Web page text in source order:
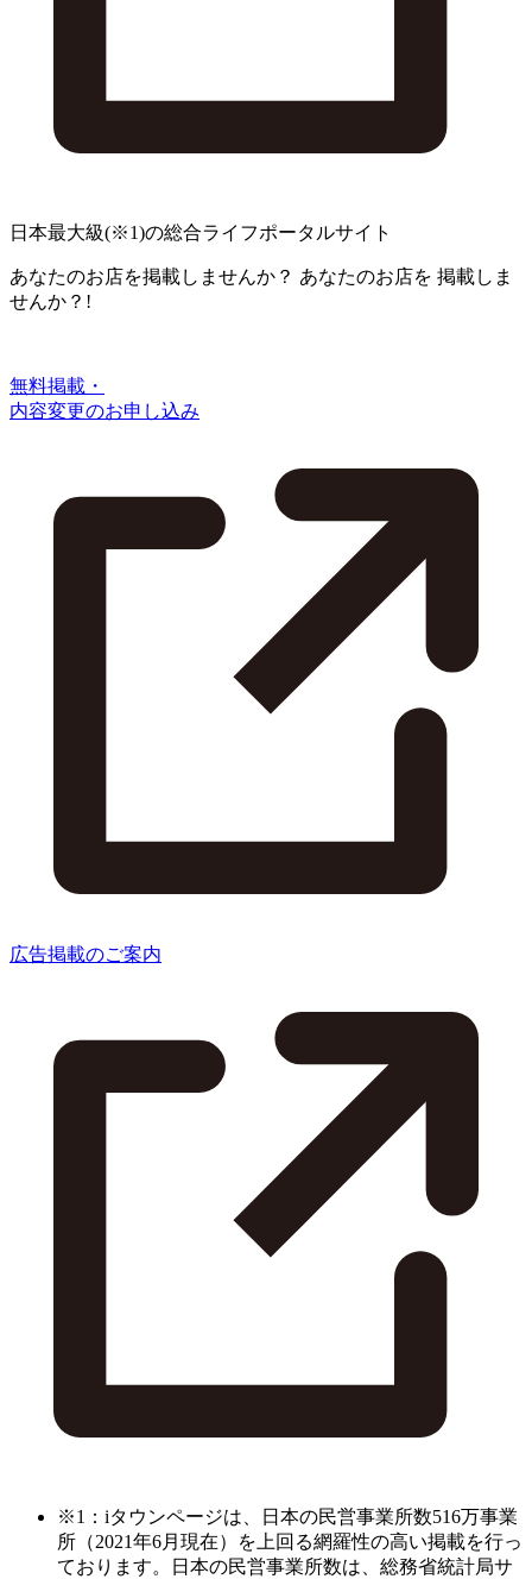
日本最大級(※1)の総合ライフポータルサイト
あなたのお店を掲載しませんか？ あなたのお店を 掲載しま
せんか？!
無料掲載・
内容変更のお申し込み
広告掲載のご案内
※1：iタウンページは、日本の民営事業所数516万事業
所（2021年6月現在）を上回る網羅性の高い掲載を行っ
ております。日本の民営事業所数は、総務省統計局サ